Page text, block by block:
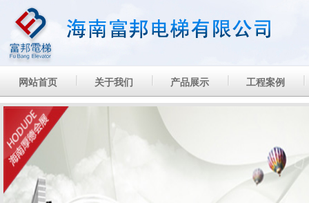
网站首页 关于我们 产品展示 工程案例